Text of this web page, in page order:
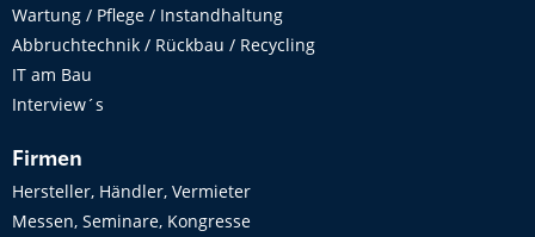
Wartung / Pflege / Instandhaltung
Abbruchtechnik / Rückbau / Recycling
IT am Bau
Interview´s
Firmen
Hersteller, Händler, Vermieter
Messen, Seminare, Kongresse